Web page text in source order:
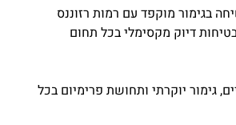
בגימור מוקפד עם רמות רזוננס
דיוק מקסימלי בכל תחום
גימור יוקרתי ותחושת פרימיום בכל